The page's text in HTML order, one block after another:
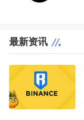
最新资讯